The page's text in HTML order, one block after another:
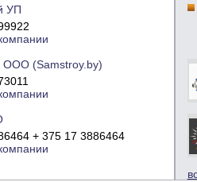
УП
ООО (Samstroy.by)
+ 375 17 3886464